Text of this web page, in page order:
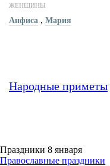
ЖЕНЩИНЫ
Анфиса , Мария
Народные приметы
Праздники 8 января
Православные праздники